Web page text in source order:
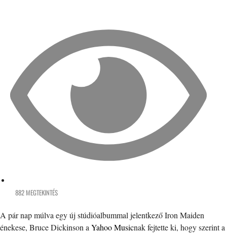
882 MEGTEKINTÉS
A pár nap múlva egy új stúdióalbummal jelentkező Iron Maiden
énekese, Bruce Dickinson a Yahoo Musicnak fejtette ki, hogy szerint a